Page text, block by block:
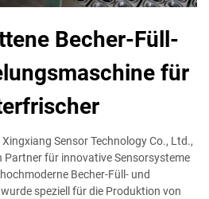
Becher-Füll-
für
Sensor Technology Co., Ltd.,
für innovative Sensorsysteme
Becher-Füll- und
speziell für die Produktion von